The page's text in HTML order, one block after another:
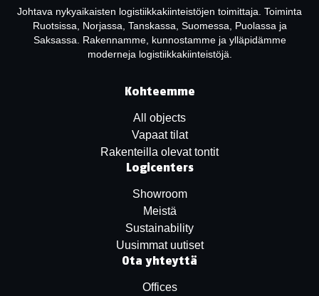
Johtava nykyaikaisten logistiikkakiinteistöjen toimittaja. Toiminta
Ruotsissa, Norjassa, Tanskassa, Suomessa, Puolassa ja
Saksassa. Rakennamme, kunnostamme ja ylläpidämme
moderneja logistiikkakiinteistöjä.
Kohteemme
All objects
Vapaat tilat
Rakenteilla olevat tontit
Logicenters
Showroom
Meistä
Sustainability
Uusimmat uutiset
Ota yhteyttä
Offices